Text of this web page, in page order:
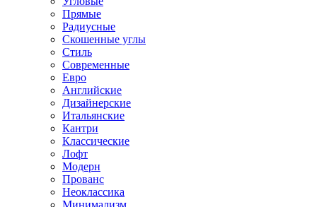
Прямые
Радиусные
Скошенные углы
Стиль
Современные
Евро
Английские
Дизайнерские
Итальянские
Кантри
Классические
Лофт
Модерн
Прованс
Неоклассика
Минимализм